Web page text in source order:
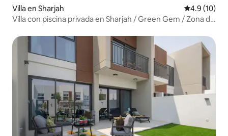
Villa en Sharjah Calificación
4.9 (10)
Villa con piscina privada en Sharjah / Green Gem / Zona de